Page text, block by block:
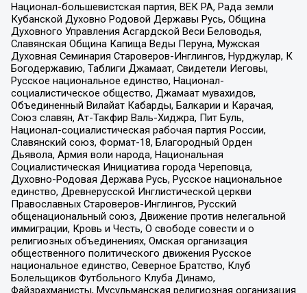
Национал-большевистская партия, ВЕК РА, Рада земли
Кубанской Духовно Родовой Державы Русь, Община
Духовного Управления Асгардской Веси Беловодья,
Славянская Община Капища Веды Перуна, Мужская
Духовная Семинария Староверов-Инглингов, Нурджулар, К
Богодержавию, Таблиги Джамаат, Свидетели Иеговы,
Русское национальное единство, Национал-
социалистическое общество, Джамаат мувахидов,
Объединенный Вилайат Кабарды, Балкарии и Карачая,
Союз славян, Ат-Такфир Валь-Хиджра, Пит Буль,
Национал-социалистическая рабочая партия России,
Славянский союз, Формат-18, Благородный Орден
Дьявола, Армия воли народа, Национальная
Социалистическая Инициатива города Череповца,
Духовно-Родовая Держава Русь, Русское национальное
единство, Древнерусской Инглистической церкви
Православных Староверов-Инглингов, Русский
общенациональный союз, Движение против нелегальной
иммиграции, Кровь и Честь, О свободе совести и о
религиозных объединениях, Омская организация
общественного политического движения Русское
национальное единство, Северное Братство, Клуб
Болельщиков Футбольного Клуба Динамо,
Файзрахманисты, Мусульманская религиозная организация